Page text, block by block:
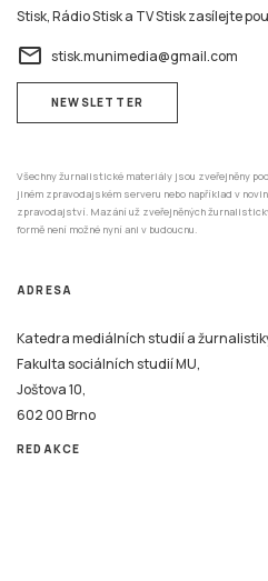
Stisk, Rádio Stisk a TV Stisk zasílejte
email stisk.munimedia@gmail.com
NEWSLETTER
Všechny žurnalistické materiály jsou zveřejněny
jiném zpravodajském serveru nebo například v
zpravodajství. Mazání už zveřejněných
formě není možné nyní ani v budoucnu.
ADRESA
Katedra mediálních studií a
Fakulta sociálních studií MU,
Joštova 10,
602 00 Brno
REDAKCE